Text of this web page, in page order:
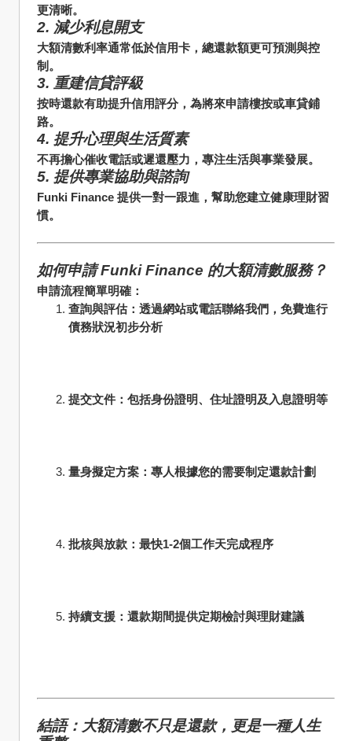
更清晰。
2. 減少利息開支
大額清數利率通常低於信用卡，總還款額更可預測與控
制。
3. 重建信貸評級
按時還款有助提升信用評分，為將來申請樓按或車貸鋪
路。
4. 提升心理與生活質素
不再擔心催收電話或遲還壓力，專注生活與事業發展。
5. 提供專業協助與諮詢
Funki Finance 提供一對一跟進，幫助您建立健康理財習
慣。
如何申請 Funki Finance 的大額清數服務？
申請流程簡單明確：
查詢與評估：透過網站或電話聯絡我們，免費進行
債務狀況初步分析
提交文件：包括身份證明、住址證明及入息證明等
量身擬定方案：專人根據您的需要制定還款計劃
批核與放款：最快1-2個工作天完成程序
持續支援：還款期間提供定期檢討與理財建議
結語：大額清數不只是還款，更是一種人生